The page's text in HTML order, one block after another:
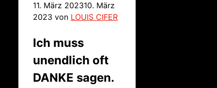
11. März 202310. März
2023 von LOUIS CIFER
Ich muss
unendlich oft
DANKE sagen.